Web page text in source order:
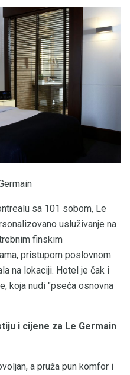
sa 101 sobom, Le
usluživanje na
finskim
pristupom poslovnom
na lokaciji. Hotel je čak i
koja nudi "pseća osnovna
i cijene za Le Germain
a pruža pun komfor i